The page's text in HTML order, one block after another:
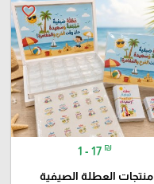
favorite_border
1 - 17 ₪
منتجات العطلة الصيفية